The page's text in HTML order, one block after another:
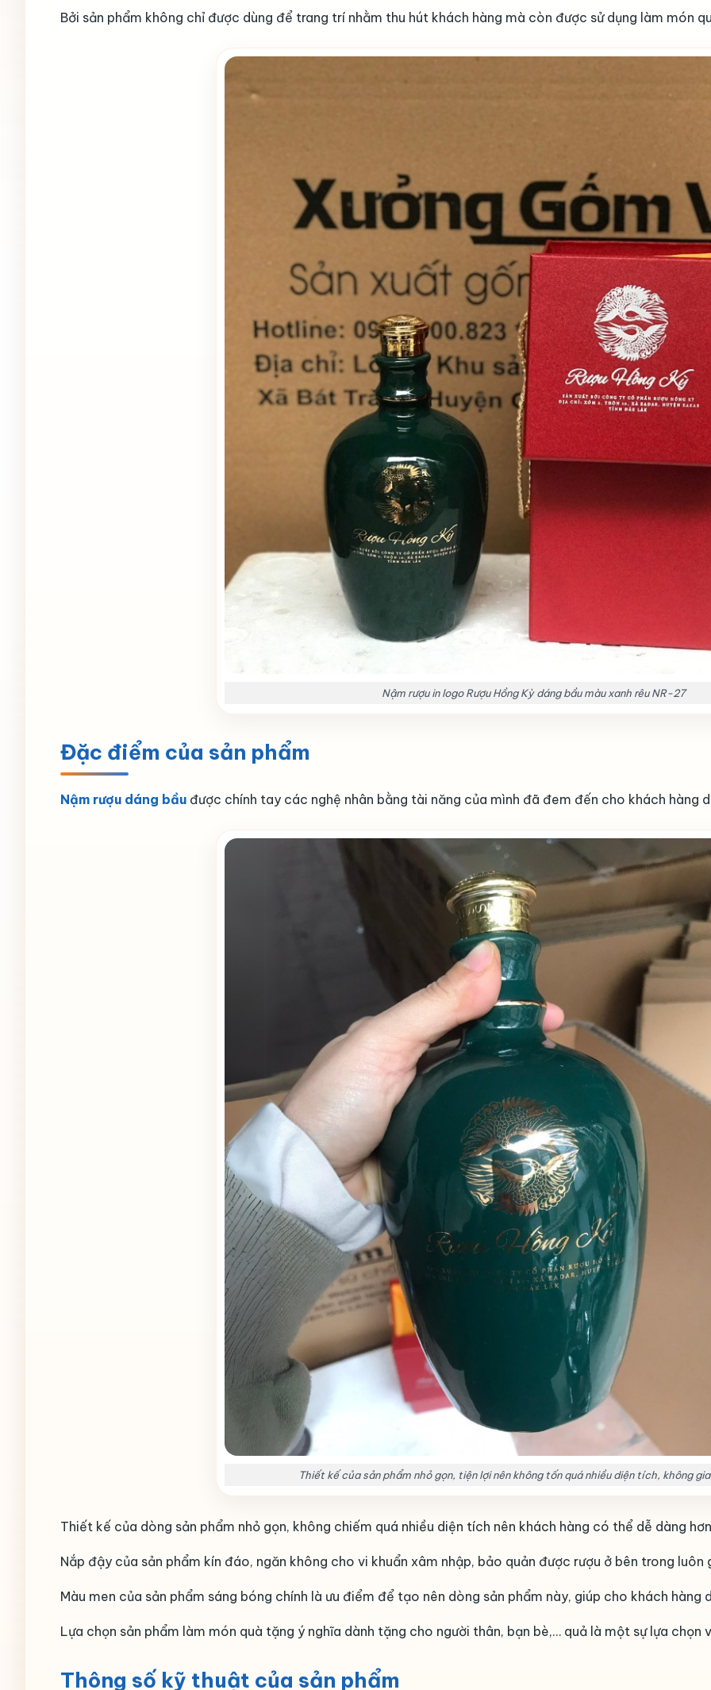
Bởi sản phẩm không chỉ được dùng để trang trí nhằm thu hút khách hàng mà còn được sử dụng làm món
Nậm rượu in logo Rượu Hồng Kỳ dáng bầu màu xanh rêu NR-27
Đặc điểm của sản phẩm
Nậm rượu dáng bầu được chính tay các nghệ nhân bằng tài năng của mình đã đem đến cho khách hàng
Thiết kế của sản phẩm nhỏ gọn, tiện lợi nên không tốn quá nhiều diện tích, không
Thiết kế của dòng sản phẩm nhỏ gọn, không chiếm quá nhiều diện tích nên khách hàng có thể dễ dàng
Nắp đậy của sản phẩm kín đáo, ngăn không cho vi khuẩn xâm nhập, bảo quản được rượu ở bên trong luôn
Màu men của sản phẩm sáng bóng chính là ưu điểm để tạo nên dòng sản phẩm này, giúp cho khách hàng
Lựa chọn sản phẩm làm món quà tặng ý nghĩa dành tặng cho người thân, bạn bè,… quả là một sự lựa chọn
Thông số kỹ thuật của sản phẩm